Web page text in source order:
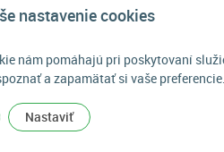
nastavenie cookies
nám pomáhajú pri poskytovaní
a zapamätať si vaše preferencie.
Nastaviť
so šírkou od 54 do 72mm a